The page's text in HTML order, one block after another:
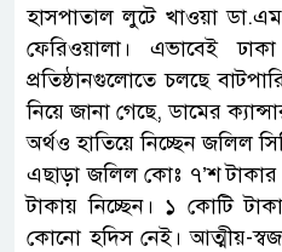
হাসপাতাল লুটে খাওয়া
ফেরিওয়ালা। এভাবেই
প্রতিষ্ঠানগুলোতে চলছে
নিয়ে জানা গেছে, ডামের
অর্থও হাতিয়ে নিচ্ছেন জলিল
এছাড়া জলিল কোঃ ৭’শ টাকার
টাকায় নিচ্ছেন। ১ কোটি
কোনো হদিস নেই। আত্মীয়-